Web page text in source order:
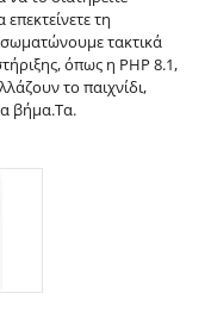
τη
τακτικά
όπως η PHP 8.1,
το παιχνίδι,
βήμα.Τα.